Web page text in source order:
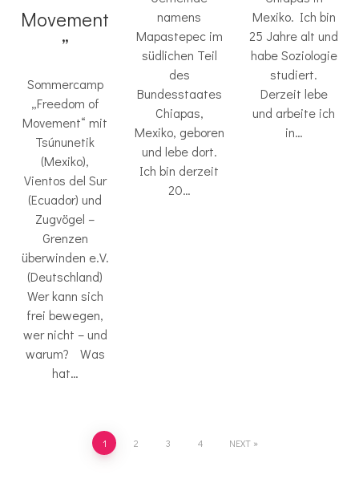
Movement
”
Sommercamp
„Freedom of
Movement“ mit
Tsúnunetik
(Mexiko),
Vientos del Sur
(Ecuador) und
Zugvögel –
Grenzen
überwinden e.V.
(Deutschland)
Wer kann sich
frei bewegen,
wer nicht – und
warum? Was
hat…
namens
Mapastepec im
südlichen Teil
des
Bundesstaates
Chiapas,
Mexiko, geboren
und lebe dort.
Ich bin derzeit
20…
Mexiko. Ich bin
25 Jahre alt und
habe Soziologie
studiert.
Derzeit lebe
und arbeite ich
in…
1 2 3 4 NEXT